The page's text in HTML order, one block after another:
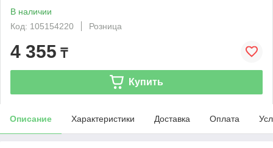
В наличии
Код: 105154220
Розница
4 355 ₸
Купить
Описание Характеристики Доставка Оплата